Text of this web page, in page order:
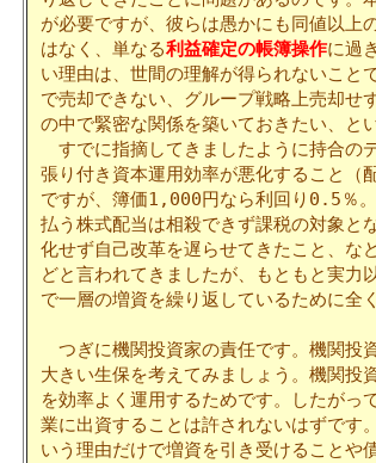
が必要ですが、彼らは愚かにも同値以上
はなく、単なる利益確定の帳簿操作に過
い理由は、世間の理解が得られないこと
で売却できない、グループ戦略上売却せ
の中で緊密な関係を築いておきたい、と
すでに指摘してきましたように持合の
張り付き資本運用効率が悪化すること（
ですが、簿価1,000円なら利回り0.5％
払う株式配当は相殺できず課税の対象と
化せず自己改革を遅らせてきたこと、な
どと言われてきましたが、もともと実力
で一層の増資を繰り返しているために全
つぎに機関投資家の責任です。機関投
大きい生保を考えてみましょう。機関投
を効率よく運用するためです。したがっ
業に出資することは許されないはずです
いう理由だけで増資を引き受けることや